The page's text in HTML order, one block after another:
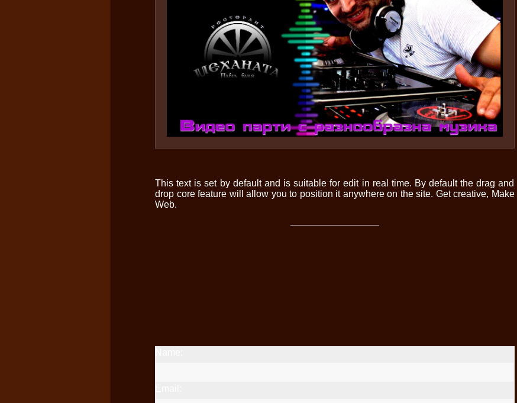
This text is set by default and is suitable for edit in real time. By default the drag and
drop core feature will allow you to position it anywhere on the site. Get creative, Make
Web.